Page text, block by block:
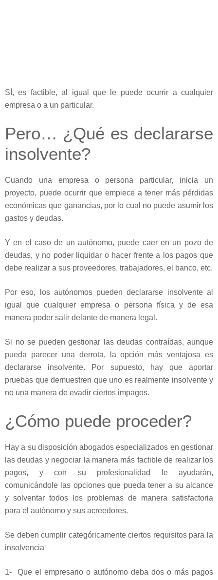
SÍ, es factible, al igual que le puede ocurrir a cualquier
empresa o a un particular.
Pero… ¿Qué es declararse
insolvente?
Cuando una empresa o persona particular, inicia un
proyecto, puede ocurrir que empiece a tener más pérdidas
económicas que ganancias, por lo cual no puede asumir los
gastos y deudas.
Y en el caso de un autónomo, puede caer en un pozo de
deudas, y no poder liquidar o hacer frente a los pagos que
debe realizar a sus proveedores, trabajadores, el banco, etc.
Por eso, los autónomos pueden declararse insolvente al
igual que cualquier empresa o persona física y de esa
manera poder salir delante de manera legal.
Si no se pueden gestionar las deudas contraídas, aunque
pueda parecer una derrota, la opción más ventajosa es
declararse insolvente. Por supuesto, hay que aportar
pruebas que demuestren que uno es realmente insolvente y
no una manera de evadir ciertos impagos.
¿Cómo puede proceder?
Hay a su disposición abogados especializados en gestionar
las deudas y negociar la manera más factible de realizar los
pagos, y con su profesionalidad le ayudarán,
comunicándole las opciones que pueda tener a su alcance
y solventar todos los problemas de manera satisfactoria
para el autónomo y sus acreedores.
Se deben cumplir categóricamente ciertos requisitos para la
insolvencia
1- Que el empresario o autónomo deba dos o más pagos